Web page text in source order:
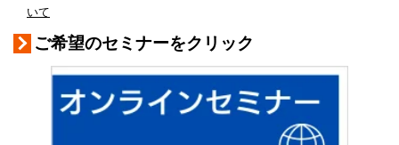
いて
ご希望のセミナーをクリック